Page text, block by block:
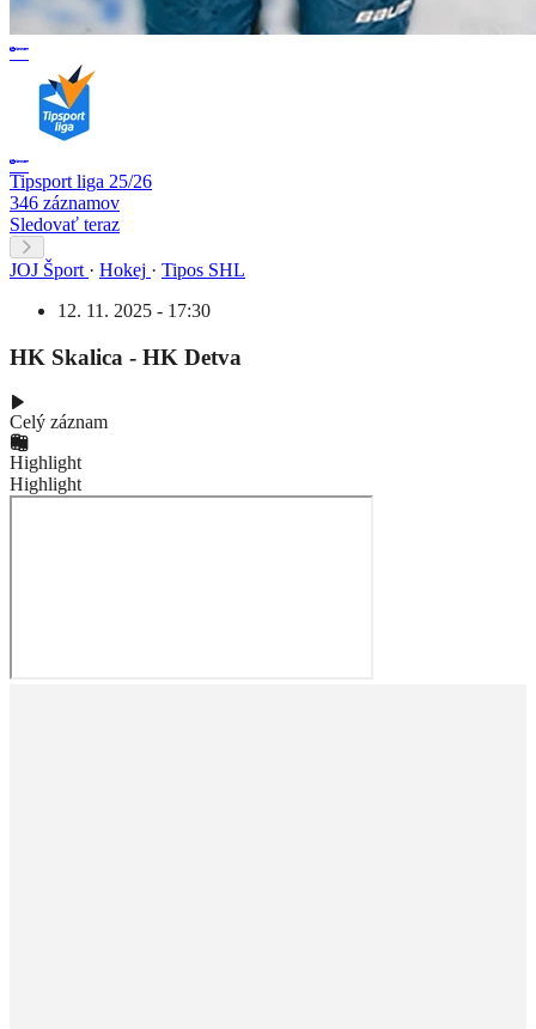
Tipsport liga 25/26
346 záznamov
Sledovať teraz
JOJ Šport · Hokej · Tipos SHL
12. 11. 2025 - 17:30
HK Skalica - HK Detva
Celý záznam
Highlight
Highlight